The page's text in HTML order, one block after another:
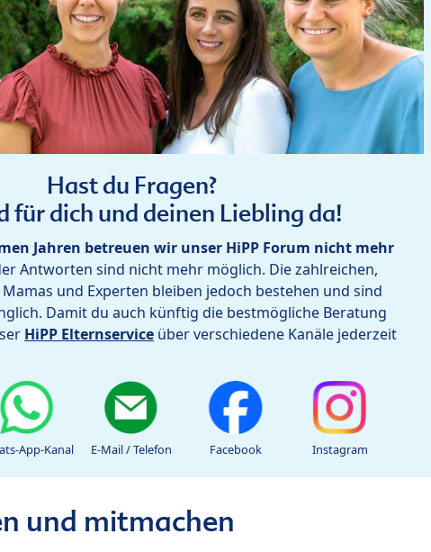
Hast du Fragen?
für dich und deinen Liebling da!
Jahren betreuen wir unser HiPP Forum nicht mehr
Antworten sind nicht mehr möglich. Die zahlreichen,
und Experten bleiben jedoch bestehen und sind
Damit du auch künftig die bestmögliche Beratung
HiPP Elternservice über verschiedene Kanäle jederzeit
App-Kanal E-Mail / Telefon Facebook Instagram
und mitmachen